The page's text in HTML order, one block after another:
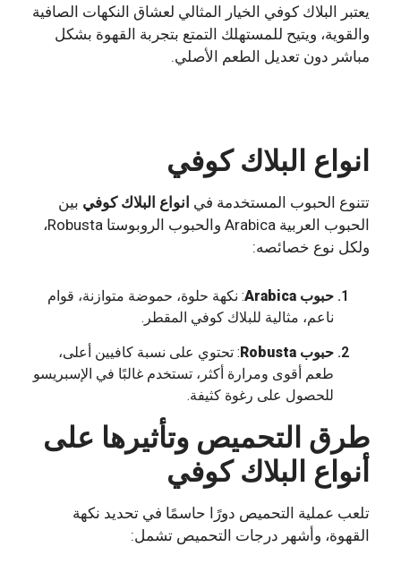
يعتبر البلاك كوفي الخيار المثالي لعشاق النكهات الصافية
والقوية، ويتيح للمستهلك التمتع بتجربة القهوة بشكل
مباشر دون تعديل الطعم الأصلي.
انواع البلاك كوفي
تتنوع الحبوب المستخدمة في انواع البلاك كوفي بين
الحبوب العربية Arabica والحبوب الروبوستا Robusta،
ولكل نوع خصائصه:
حبوب Arabica
: نكهة حلوة، حموضة متوازنة، قوام
ناعم، مثالية للبلاك كوفي المقطر.
حبوب Robusta
: تحتوي على نسبة كافيين أعلى،
طعم أقوى ومرارة أكثر، تستخدم غالبًا في الإسبريسو
للحصول على رغوة كثيفة.
طرق التحميص وتأثيرها على
أنواع البلاك كوفي
تلعب عملية التحميص دورًا حاسمًا في تحديد نكهة
القهوة، وأشهر درجات التحميص تشمل: